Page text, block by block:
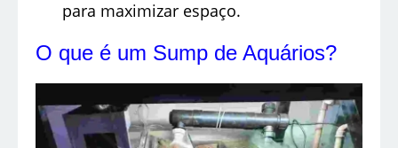
para maximizar espaço.
O que é um Sump de Aquários?